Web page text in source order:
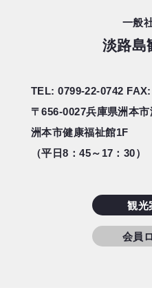
一般
淡路島
TEL: 0799-22-0742
〒656-0027兵庫県洲本
洲本市健康福祉館1F
（平日8：45～17：30）
観光
会員